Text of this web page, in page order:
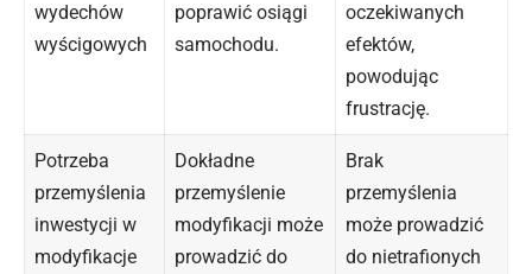
wydechów
wyścigowych
poprawić osiągi
samochodu.
oczekiwanych
efektów,
powodując
frustrację.
Potrzeba
przemyślenia
inwestycji w
modyfikacje
Dokładne
przemyślenie
modyfikacji może
prowadzić do
Brak
przemyślenia
może prowadzić
do nietrafionych